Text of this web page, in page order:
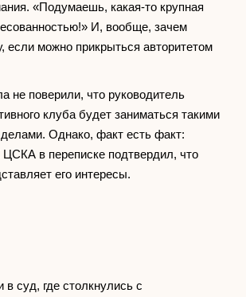
«Подумаешь, какая-то крупная
И, вообще, зачем
если можно прикрыться авторитетом
не поверили, что руководитель
клуба будет заниматься такими
Однако, факт есть факт:
ЦСКА в переписке подтвердил, что
его интересы.
суд, где столкнулись с